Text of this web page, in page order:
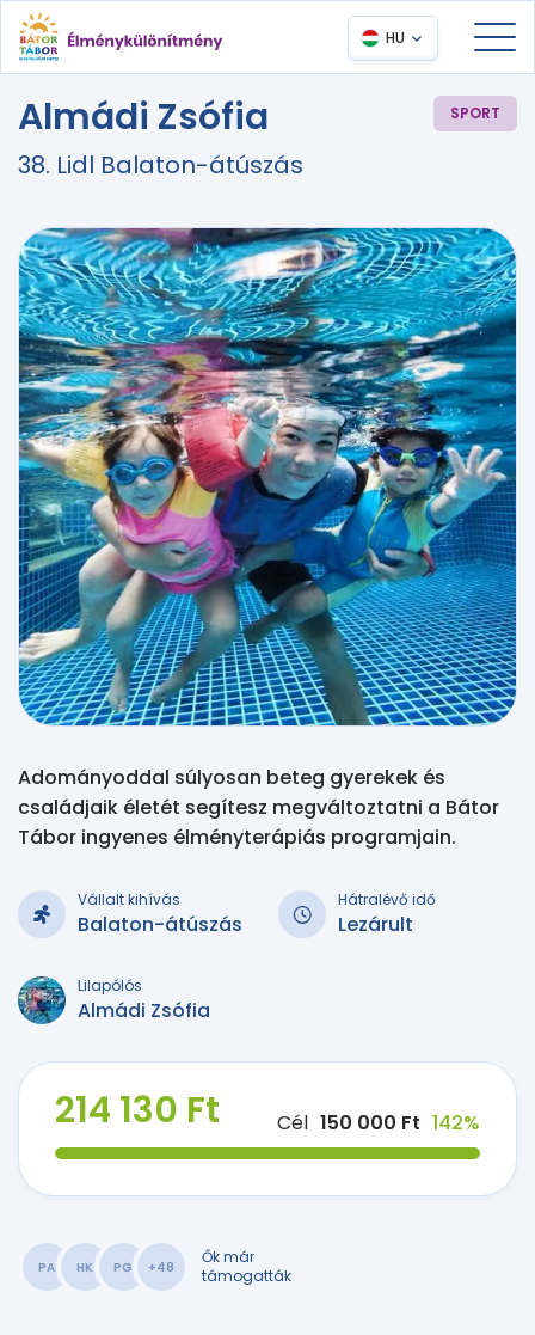
HU
Almádi Zsófia SPORT
38. Lidl Balaton-átúszás
Adományoddal súlyosan beteg gyerekek és
családjaik életét segítesz megváltoztatni a Bátor
Tábor ingyenes élményterápiás programjain.
Vállalt kihívás
Balaton-átúszás
Hátralévő idő
Lezárult
Lilapólós
Almádi Zsófia
214 130 Ft Cél 150 000 Ft 142%
PA HK PG +48
Ők már
támogatták